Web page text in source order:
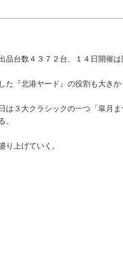
台数４３７２台、１４日開催
『北港ヤード』の役割も大きか
３大クラシックの一つ「皐月ま
。
上げていく。